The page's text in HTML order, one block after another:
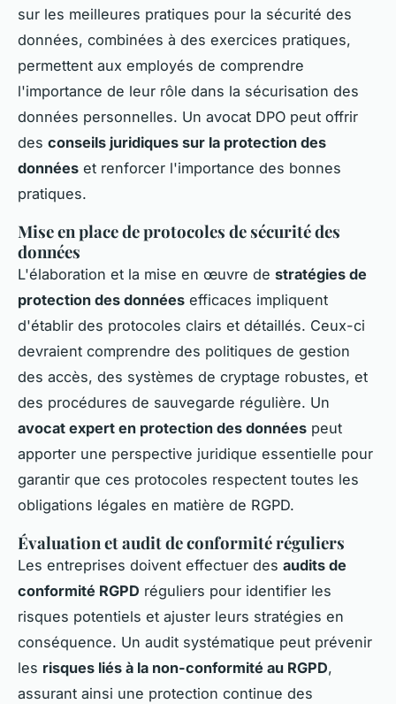
sur les meilleures pratiques pour la sécurité des
données, combinées à des exercices pratiques,
permettent aux employés de comprendre
l'importance de leur rôle dans la sécurisation des
données personnelles. Un avocat DPO peut offrir
des conseils juridiques sur la protection des
données et renforcer l'importance des bonnes
pratiques.
Mise en place de protocoles de sécurité des
données
L'élaboration et la mise en œuvre de stratégies de
protection des données efficaces impliquent
d'établir des protocoles clairs et détaillés. Ceux-ci
devraient comprendre des politiques de gestion
des accès, des systèmes de cryptage robustes, et
des procédures de sauvegarde régulière. Un
avocat expert en protection des données peut
apporter une perspective juridique essentielle pour
garantir que ces protocoles respectent toutes les
obligations légales en matière de RGPD.
Évaluation et audit de conformité réguliers
Les entreprises doivent effectuer des audits de
conformité RGPD réguliers pour identifier les
risques potentiels et ajuster leurs stratégies en
conséquence. Un audit systématique peut prévenir
les risques liés à la non-conformité au RGPD,
assurant ainsi une protection continue des